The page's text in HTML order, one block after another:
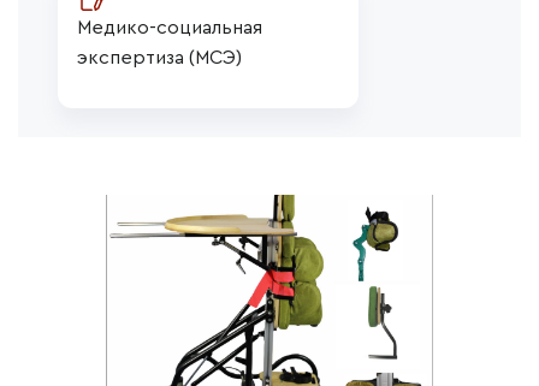
Медико-социальная
экспертиза (МСЭ)